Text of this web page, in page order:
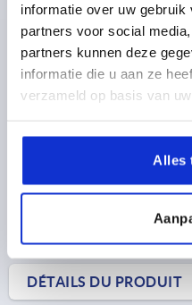
informatie over uw
partners voor social
partners kunnen deze
informatie die u aan ze
verzameld op basis van
Alles
DIAMÈTRE
LONGUEUR DE FILETAGE=15
Référence: K0247.1110624X15
2,45 €
DÉTAILS DU PRODUIT